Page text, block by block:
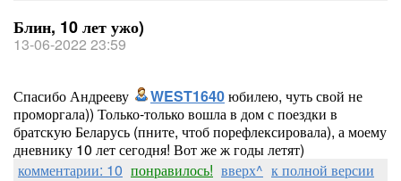
Блин, 10 лет ужо)
13-06-2022 23:59
Спасибо Андрееву WEST1640юбилею, чуть свой не
проморгала)) Только-только вошла в дом с поездки в
братскую Беларусь (пните, чтоб порефлексировала), а моему
дневнику 10 лет сегодня! Вот же ж годы летят)
комментарии: 10 понравилось! вверх^ к полной версии